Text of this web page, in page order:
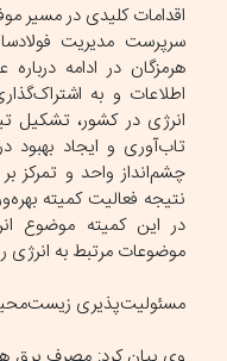
اقدامات کلیدی در مسیر
سرپرست مدیریت
هرمزگان در ادامه
اطلاعات و به
انرژی در کشور، تشکیل
تاب‌آوری و ایجاد بهبود
چشم‌انداز واحد و تمرکز
نتیجه فعالیت کمیته
در این کمیته موضوع
موضوعات مرتبط به انرژی
مسئولیت‌پذیری